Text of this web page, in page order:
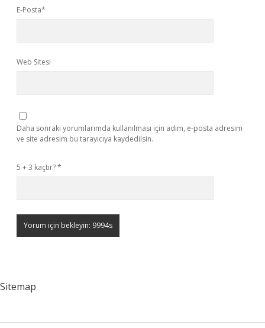
E-Posta*
Web Sitesi
Daha sonraki yorumlarımda kullanılması için adım, e-posta adresim
ve site adresim bu tarayıcıya kaydedilsin.
5 + 3 kaçtır?*
Sitemap